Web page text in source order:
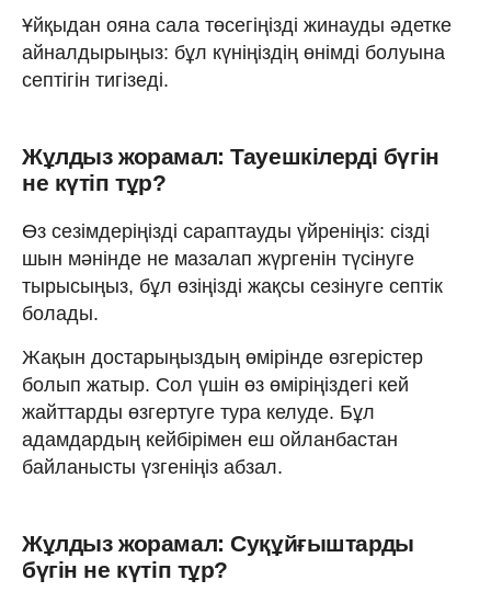
Ұйқыдан ояна сала төсегіңізді жинауды әдетке
айналдырыңыз: бұл күніңіздің өнімді болуына
септігін тигізеді.
Жұлдыз жорамал: Тауешкілерді бүгін
не күтіп тұр?
Өз сезімдеріңізді сараптауды үйреніңіз: сізді
шын мәнінде не мазалап жүргенін түсінуге
тырысыңыз, бұл өзіңізді жақсы сезінуге септік
болады.
Жақын достарыңыздың өмірінде өзгерістер
болып жатыр. Сол үшін өз өміріңіздегі кей
жайттарды өзгертуге тура келуде. Бұл
адамдардың кейбірімен еш ойланбастан
байланысты үзгеніңіз абзал.
Жұлдыз жорамал: Суқұйғыштарды
бүгін не күтіп тұр?